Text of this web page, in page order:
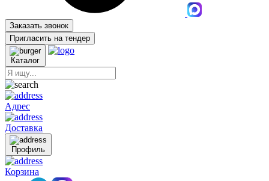
Заказать звонок
Пригласить на тендер
Каталог
Адрес
Доставка
Профиль
Корзина